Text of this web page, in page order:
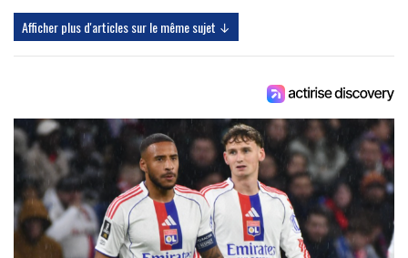
Afficher plus d'articles sur le même sujet ↓